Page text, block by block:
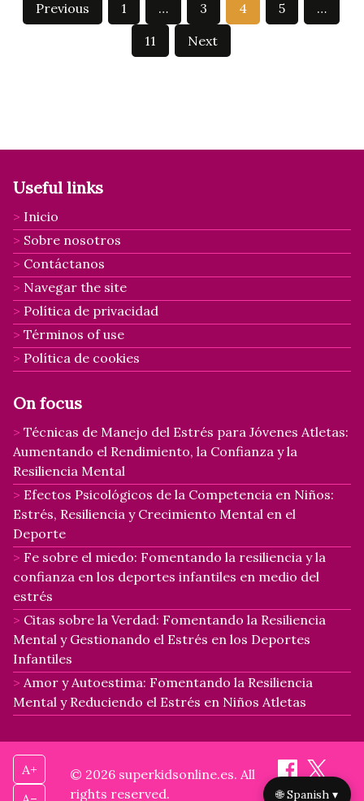
Posts
Previous 1 … 3 4 5
…
11
Next
Useful links
Inicio
Sobre nosotros
Contáctanos
Navegar the site
Política de privacidad
Términos of use
Política de cookies
On focus
Técnicas de Manejo del Estrés para Jóvenes Atletas:
Aumentando el Rendimiento, la Confianza y la
Resiliencia Mental
Efectos Psicológicos de la Competencia en Niños:
Estrés, Resiliencia y Crecimiento Mental en el
Deporte
Fe sobre el miedo: Fomentando la resiliencia y la
confianza en los deportes infantiles en medio del
estrés
Citas sobre la Verdad: Fomentando la Resiliencia
Mental y Gestionando el Estrés en los Deportes
Infantiles
Amor y Autoestima: Fomentando la Resiliencia
Mental y Reduciendo el Estrés en Niños Atletas
A+
© 2026 superkidsonline.es. All
rights reserved.
🌐 Spanish ▾